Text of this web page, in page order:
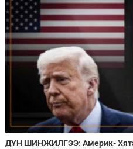
ДҮН ШИНЖИЛГЭЭ: Америк-